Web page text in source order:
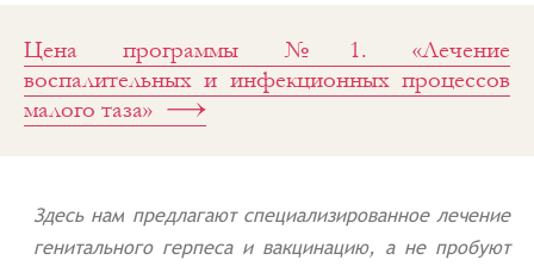
Цена программы №1. «Лечение
воспалительных и инфекционных процессов
малого таза»
Здесь нам предлагают специализированное лечение
генитального герпеса и вакцинацию, а не пробуют